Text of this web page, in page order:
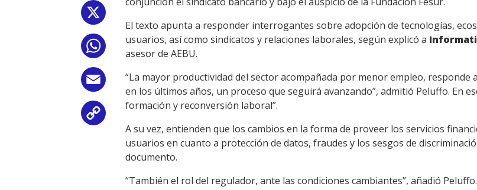
Email
Link
El texto apunta a responder interrogantes sobre adopción de tecnologías,
usuarios, así como sindicatos y relaciones laborales, según explicó a
asesor de AEBU.
“La mayor productividad del sector acompañada por menor empleo, responde
en los últimos años, un proceso que seguirá avanzando”, admitió Peluffo. En
formación y reconversión laboral”.
A su vez, entienden que los cambios en la forma de proveer los servicios
usuarios en cuanto a protección de datos, fraudes y los sesgos de
documento.
“También el rol del regulador, ante las condiciones cambiantes”, añadió Peluffo.